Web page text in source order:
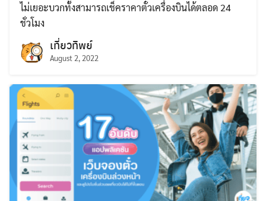
Search
ไม่เยอะบวกทั้งสามารถเช็คราคาตั๋วเครื่องบินได้ตลอด 24
ชั่วโมง
เที่ยวทิพย์
August 2, 2022